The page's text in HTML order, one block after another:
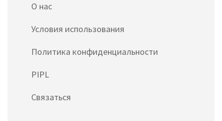
О нас
Условия использования
Политика конфиденциальности
PIPL
Связаться